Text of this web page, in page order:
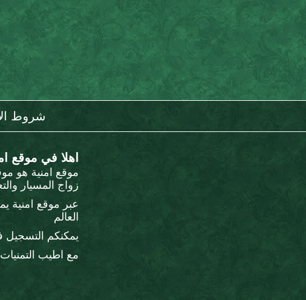
شروط
اهلا في موقع
موقع امنية هو
زواج المسيار
عبر موقع امنية
العالم
يمكنكم التسجيل
مع اطيب التمنيات